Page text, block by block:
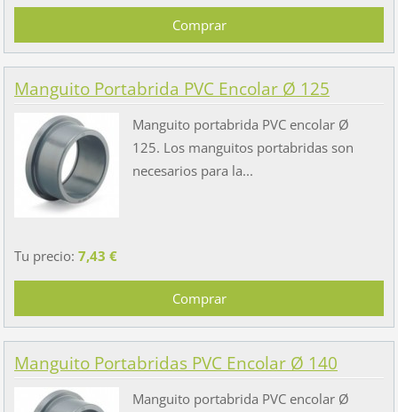
Manguito Portabrida PVC Encolar Ø 125
Manguito portabrida PVC encolar Ø
125. Los manguitos portabridas son
necesarios para la...
Tu precio: 7,43 €
Manguito Portabridas PVC Encolar Ø 140
Manguito portabrida PVC encolar Ø